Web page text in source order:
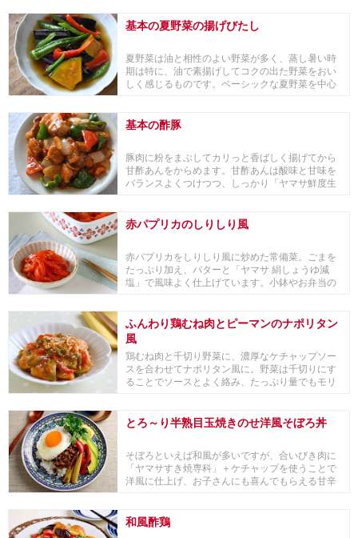
基本の夏野菜の揚げびたし
夏野菜は油と相性のよい野菜が多く、蒸し暑い時
期は特に、油で素揚げしてコクの出た野菜をおい
しく感じるものです。ベーシックな夏野菜を中心
基本の酢豚
豚肉に粉をまぶしてカリっと香ばしく揚げてから
甘酢あんをからめます。甘酢あんは酸味と甘味を
バランスよくつけつつ、しっかり「ヤマサ鮮度生
赤パプリカのしりしり風
赤パプリカをしりしり風に炒めた常備菜。ごまを
たっぷり加え、バターと「ヤマサ 絹しょうゆ減
塩」で風味よく仕上げています。小鉢やお弁当の
ふんわり鶏むね肉とピーマンのナポリタン
風
鶏むね肉と千切り野菜に、濃厚なケチャップソー
スを合わせてナポリタン風に。野菜は千切りにす
ることでソースとよく絡み、たっぷり量でもモリ
とろ～り半熟目玉焼きのせ洋風そぼろ丼
そぼろといえば和風が多いですが、合いびき肉に
「ヤマサすき焼専科」＋ケチャップを使うことで
洋風に仕上げ、お子さんにも喜んでもらえる甘辛
和風酢鶏